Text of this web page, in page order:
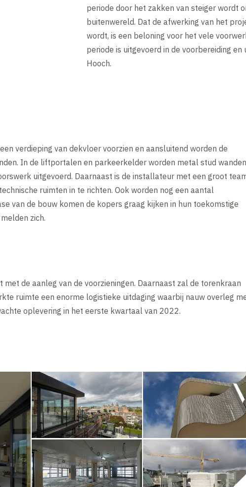
periode door het zakken van steiger wordt
buitenwereld. Dat de afwerking van het
wordt, is een beloning voor het vele
periode is uitgevoerd in de voorbereiding en
Hooch.
verdieping van dekvloer voorzien en aansluitend worden de
In de liftportalen en parkeerkelder worden metal stud wanden
uitgevoerd. Daarnaast is de installateur met een groot
ruimten in te richten. Ook worden nog een aantal
van de bouw komen de kopers graag kijken in hun toekomstige
zich.
de aanleg van de voorzieningen. Daarnaast zal de torenkraan
ruimte een enorme logistieke uitdaging waarbij nauw overleg
oplevering in het eerste kwartaal van 2022.